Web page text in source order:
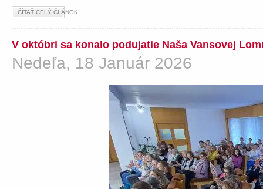
ČÍTAŤ CELÝ ČLÁNOK...
V októbri sa konalo podujatie Naša Vansovej
Nedeľa, 18 Január 2026